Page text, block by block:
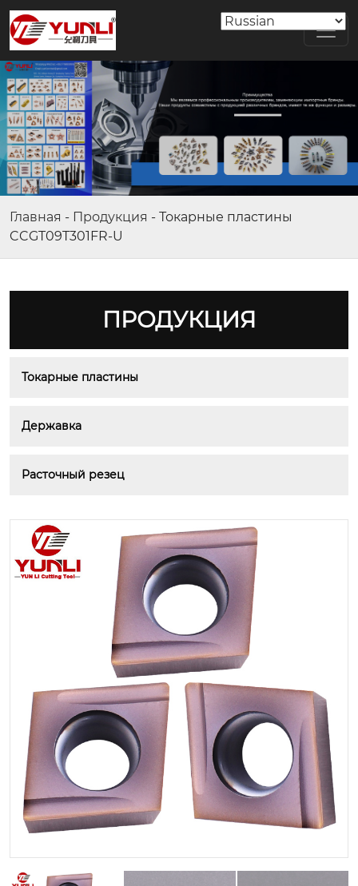
Главная - Продукция - Токарные пластины
CCGT09T301FR-U
ПРОДУКЦИЯ
Токарные пластины
Державка
Расточный резец